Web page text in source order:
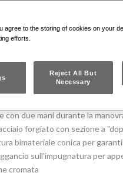
8
72 denti con angolo di ripresa di
sigillato grazie alla testa in
con due mani durante la
forgiato con sezione a
bimateriale conica per
sull'impugnatura per
cromata
agree to the storing of cookies on your
efforts.
Reject All But
Necessary